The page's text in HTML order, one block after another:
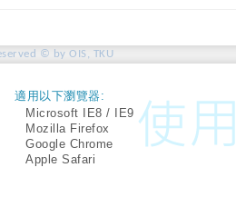
© by OIS, TKU
適用以下瀏覽器:
Microsoft IE8 / IE9
Mozilla Firefox
Google Chrome
Apple Safari